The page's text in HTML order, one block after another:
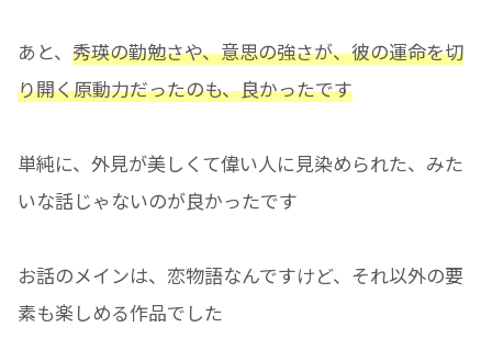
あと、 秀瑛の勤勉さや、意思の強さが、彼の運命を切
り開く原動力だったのも、良かったです
単純に、外見が美しくて偉い人に見染められた、みた
いな話じゃないのが良かったです
お話のメインは、恋物語なんですけど、それ以外の要
素も楽しめる作品でした